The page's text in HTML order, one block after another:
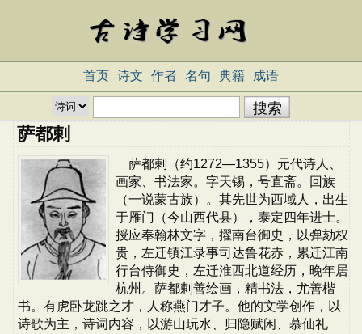
首页 诗文 作者 名句 典籍 成语
萨都剌
萨都剌（约1272—1355）元代诗人、
画家、书法家。字天锡，号直斋。回族
（一说蒙古族）。其先世为西域人，出生
于雁门（今山西代县），泰定四年进士。
授应奉翰林文字，擢南台御史，以弹劾权
贵，左迁镇江录事司达鲁花赤，累迁江南
行台侍御史，左迁淮西北道经历，晚年居
杭州。萨都剌善绘画，精书法，尤善楷
书。有虎卧龙跳之才，人称燕门才子。他的文学创作，以
诗歌为主，诗词内容，以游山玩水、归隐赋闲、慕仙礼